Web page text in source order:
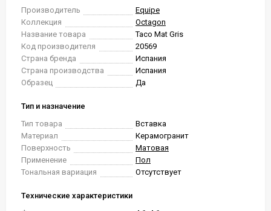
Производитель
Equipe
Коллекция
Octagon
Название товара
Taco Mat Gris
Код производителя
20569
Страна бренда
Испания
Страна производства
Испания
Образец
Да
Тип и назначение
Тип товара
Вставка
Материал
Керамогранит
Поверхность
Матовая
Применение
Пол
Тональная вариация
Отсутствует
Технические характеристики